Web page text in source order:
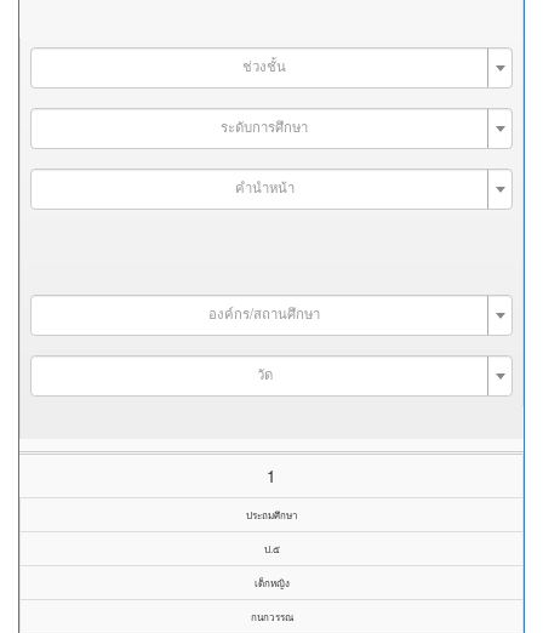
ช่วงชั้น
ระดับการศึกษา
คำนำหน้า
องค์กร/สถานศึกษา
วัด
1
ประถมศึกษา
ป.๕
เด็กหญิง
กนกวรรณ